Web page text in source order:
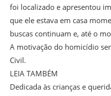
foi localizado e apresentou
que ele estava em casa
buscas continuam e, até o
A motivação do homicídio
Civil.
LEIA TAMBÉM
Dedicada às crianças e